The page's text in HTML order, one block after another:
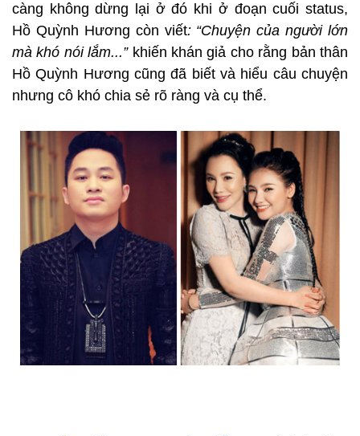
càng không dừng lại ở đó khi ở đoạn cuối status,
Hồ Quỳnh Hương còn viết: “Chuyện của người lớn
mà khó nói lắm...”khiến khán giả cho rằng bản thân
Hồ Quỳnh Hương cũng đã biết và hiểu câu chuyện
nhưng cô khó chia sẻ rõ ràng và cụ thể.